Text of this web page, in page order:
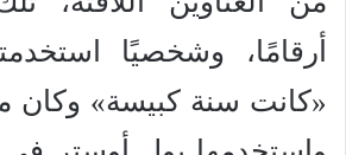
أرقامًا، وشخصيًا
«كانت سنة كبيسة» وكان